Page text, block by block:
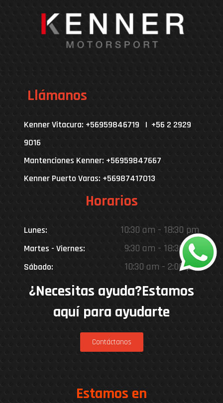
Llámanos
Kenner Vitacura: +56959846719 | +56 2 2929
9016
Mantenciones Kenner: +56959847667
Kenner Puerto Varas: +56987417013
Horarios
Lunes: 10:30 am - 18:30 pm
Martes - Viernes: 9:30 am - 18:30 pm
Sábado: 10:30 am - 2:00 pm
¿Necesitas ayuda?Estamos
aquí para ayudarte
Contáctanos
Estamos en